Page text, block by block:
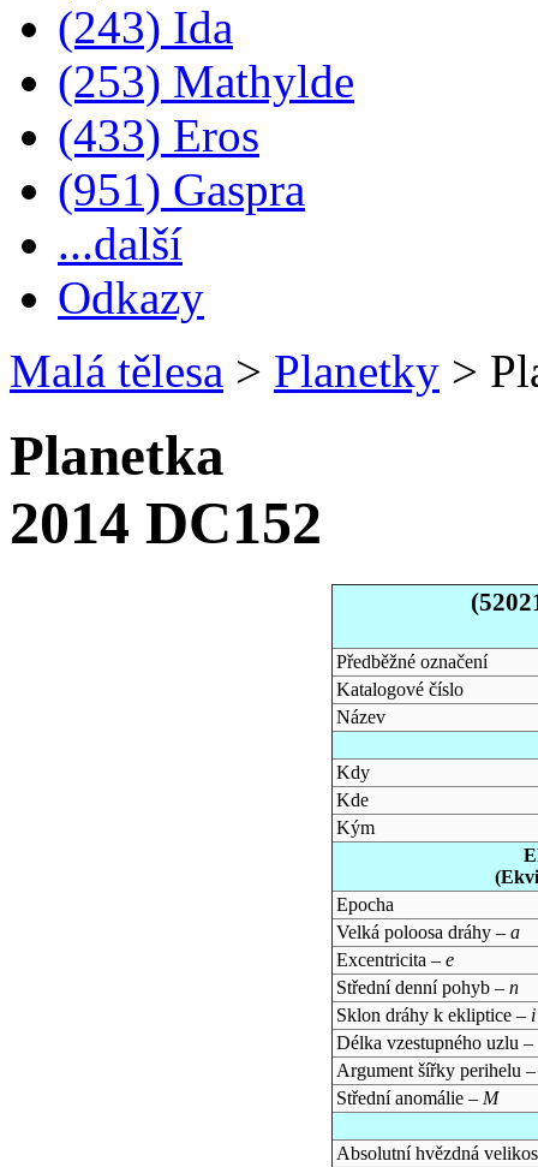
(243) Ida
(253) Mathylde
(433) Eros
(951) Gaspra
...další
Odkazy
Malá tělesa > Planetky >
Planetka
2014 DC152
Předběžné označení
Katalogové číslo
Název
Kdy
Kde
Kým
Epocha
Velká poloosa dráhy – a
Excentricita – e
Střední denní pohyb – n
Sklon dráhy k ekliptice – i
Délka vzestupného uzlu –
Argument šířky perihelu
Střední anomálie – M
Absolutní hvězdná